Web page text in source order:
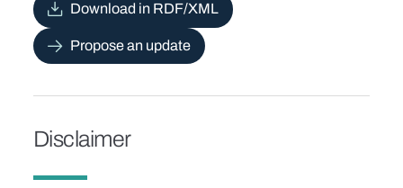
Download in RDF/XML
Propose an update
Disclaimer